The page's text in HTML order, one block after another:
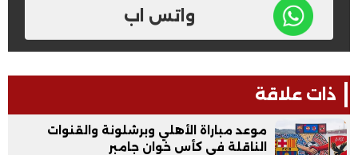
واتس اب
ذات علاقة
موعد مباراة الأهلي وبرشلونة والقنوات
الناقلة في كأس خوان جامبر